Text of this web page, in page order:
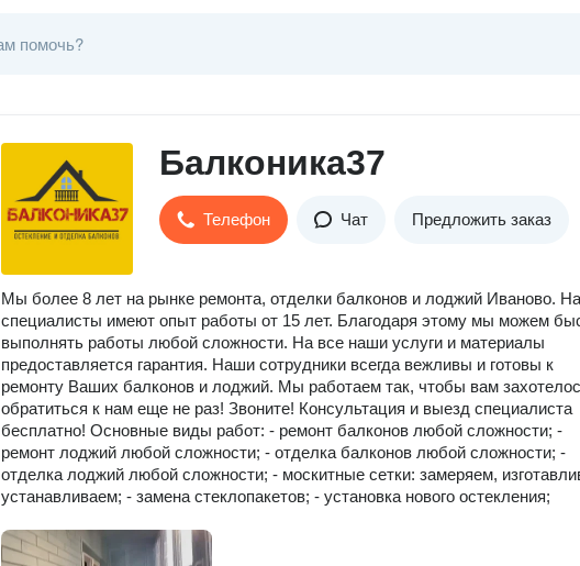
Балконика37
Телефон Чат Предложить заказ
Мы более 8 лет на рынке ремонта, отделки балконов и лоджий Иваново.
специалисты имеют опыт работы от 15 лет. Благодаря этому мы можем
выполнять работы любой сложности. На все наши услуги и материалы
предоставляется гарантия. Наши сотрудники всегда вежливы и готовы к
ремонту Ваших балконов и лоджий. Мы работаем так, чтобы вам
обратиться к нам еще не раз! Звоните! Консультация и выезд специалиста
бесплатно! Основные виды работ: - ремонт балконов любой сложности; -
ремонт лоджий любой сложности; - отделка балконов любой сложности; -
отделка лоджий любой сложности; - москитные сетки: замеряем,
устанавливаем; - замена стеклопакетов; - установка нового остекления;